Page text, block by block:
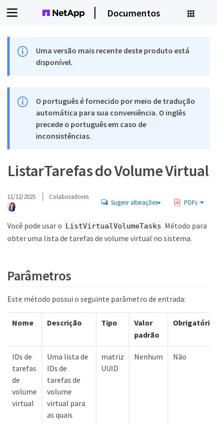
Documentos
Uma versão mais recente deste produto está
disponível.
O português é fornecido por meio de tradução
automática para sua conveniência. O inglês
precede o português em caso de
inconsistências.
ListarTarefas do Volume Virtual
11/12/2025 Colaboradores
Sugerir alterações PDFs
Você pode usar o ListVirtualVolumeTasks Método para
obter uma lista de tarefas de volume virtual no sistema.
Parâmetros
Este método possui o seguinte parâmetro de entrada:
Nome Descrição Tipo
Valor
padrão
Obrigatório
IDs de
tarefas
de
volume
virtual
Uma lista de
IDs de
tarefas de
volume
virtual para
as quais
matriz
UUID
Nenhum Não